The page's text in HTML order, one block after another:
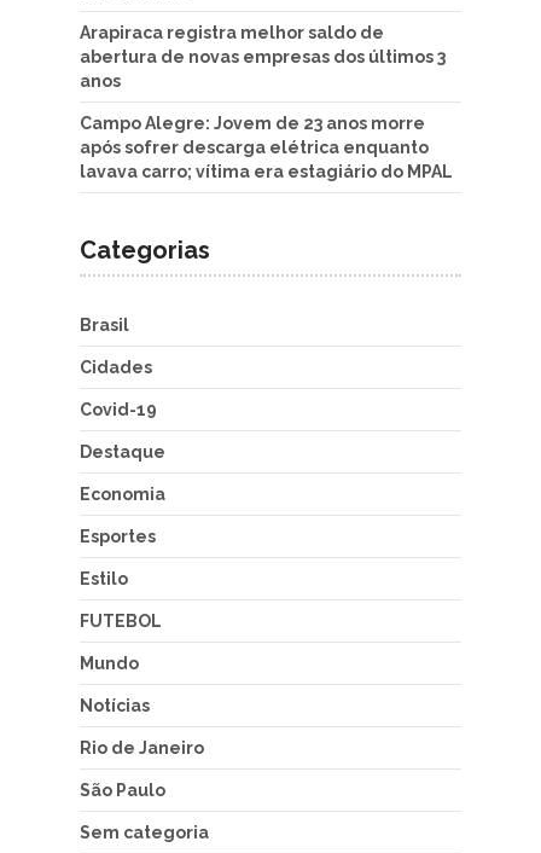
Arapiraca registra melhor saldo de
abertura de novas empresas dos últimos 3
anos
Campo Alegre: Jovem de 23 anos morre
após sofrer descarga elétrica enquanto
lavava carro; vítima era estagiário do MPAL
Categorias
Brasil
Cidades
Covid-19
Destaque
Economia
Esportes
Estilo
FUTEBOL
Mundo
Notícias
Rio de Janeiro
São Paulo
Sem categoria